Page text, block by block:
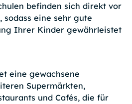
befinden sich direkt vor
sodass eine sehr gute
Ihrer Kinder gewährleistet
eine gewachsene
Supermärkten,
und Cafés, die für